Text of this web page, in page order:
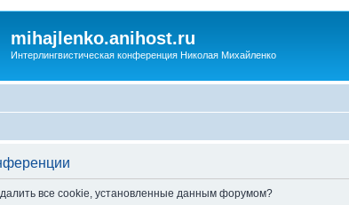
mihajlenko.anihost.ru
Интерлингвистическая конференция Николая Михайленко
все cookie, установленные данным форумом?